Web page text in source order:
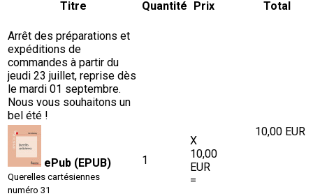
Arrêt des préparations et
expéditions de
commandes à partir du
jeudi 23 juillet, reprise dès
le mardi 01 septembre.
Nous vous souhaitons un
bel été !
Titre Quantité Prix Total
ePub (EPUB)
Querelles cartésiennes
numéro 31
1
X
10,00
EUR
=
10,00 EUR